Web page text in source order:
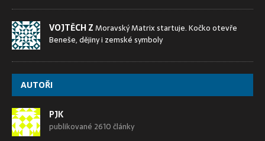
VOJTĚCH ZMoravský Matrix startuje. Kočko otevře
Beneše, dějiny i zemské symboly
AUTOŘI
PJK
publikované 2610 články